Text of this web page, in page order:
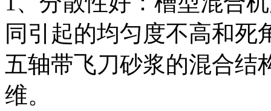
同引起的均匀度不高和死
五轴带飞刀砂浆的混合结
维。